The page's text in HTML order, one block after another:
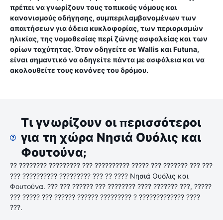
πρέπει να γνωρίζουν τους τοπικούς νόμους και
κανονισμούς οδήγησης, συμπεριλαμβανομένων των
απαιτήσεων για άδεια κυκλοφορίας, των περιορισμών
ηλικίας, της νομοθεσίας περί ζώνης ασφαλείας και των
ορίων ταχύτητας. Όταν οδηγείτε σε Wallis και Futuna,
είναι σημαντικό να οδηγείτε πάντα με ασφάλεια και να
ακολουθείτε τους κανόνες του δρόμου.
Τι γνωρίζουν οι περισσότεροι
για τη χώρα Νησιά Ουόλις και
Φουτούνα;
?? ???????? ????????? ??? ?????????? ????? ??? ??????? ??? ???
??? ?????????? ????????? ??? ?? ???? Νησιά Ουόλις και
Φουτούνα. ??? ??? ?????? ??? ???????? ???? ??????? ???, ?????
??? ????? ??? ?????? ?????? ????????? ? ????????????? ????
???.